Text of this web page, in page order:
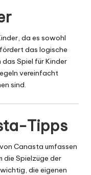
da es sowohl
das logische
das Spiel für Kinder
vereinfacht
sind.
Tipps
Canasta umfassen
die Spielzüge der
die eigenen